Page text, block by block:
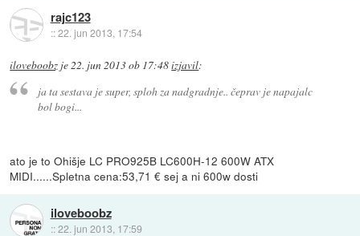
rajc123
::22. jun 2013, 17:54
iloveboobz je22. jun 2013 ob 17:48izjavil:
ja ta sestava je super, sploh za nadgradnje.. čeprav je napajalc
bol bogi...
ato je to Ohišje LC PRO925B LC600H-12 600W ATX
MIDI......Spletna cena:53,71 € sej a ni 600w dosti
iloveboobz
::22. jun 2013, 17:59